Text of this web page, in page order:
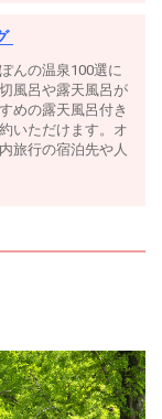
んの温泉100選に
風呂や露天風呂が
めの露天風呂付き
いただけます。オ
旅行の宿泊先や人